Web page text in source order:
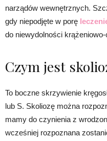
narządów wewnętrznych.
gdy niepodjęte w porę
do niewydolności
Czym jest
To boczne skrzywienie
lub S. Skoliozę można
mamy do czynienia z
wcześniej rozpoznana